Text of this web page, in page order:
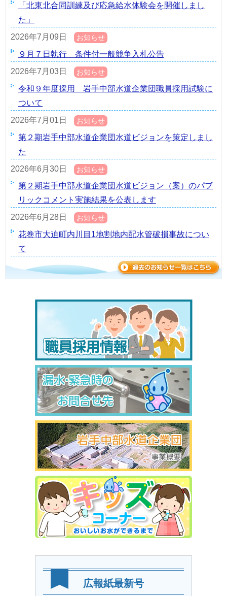
「北東北合同訓練及び応急給水体験会を開催しまし
た」
2026年7月09日
お知らせ
９月７日執行 条件付一般競争入札公告
2026年7月03日
お知らせ
令和９年度採用 岩手中部水道企業団職員採用試験に
ついて
2026年7月01日
お知らせ
第２期岩手中部水道企業団水道ビジョンを策定しまし
た
2026年6月30日
お知らせ
第２期岩手中部水道企業団水道ビジョン（案）のパブ
リックコメント実施結果を公表します
2026年6月28日
お知らせ
花巻市大迫町内川目1地割地内配水管破損事故につい
て
広報紙最新号